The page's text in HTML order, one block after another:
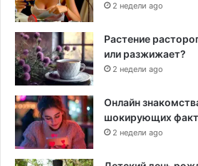
2 недели ago
Растение
или разжижает?
2 недели ago
Онлайн
шокирующих
2 недели ago